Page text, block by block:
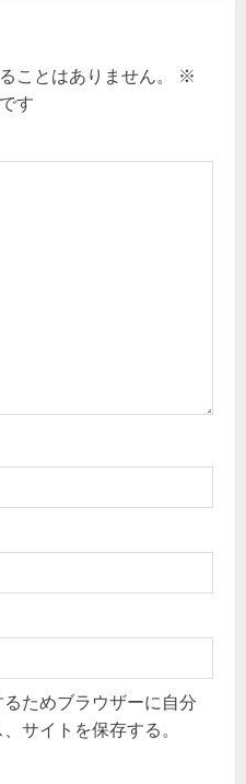
ことはありません。
※
す
ためブラウザーに自分
サイトを保存する。